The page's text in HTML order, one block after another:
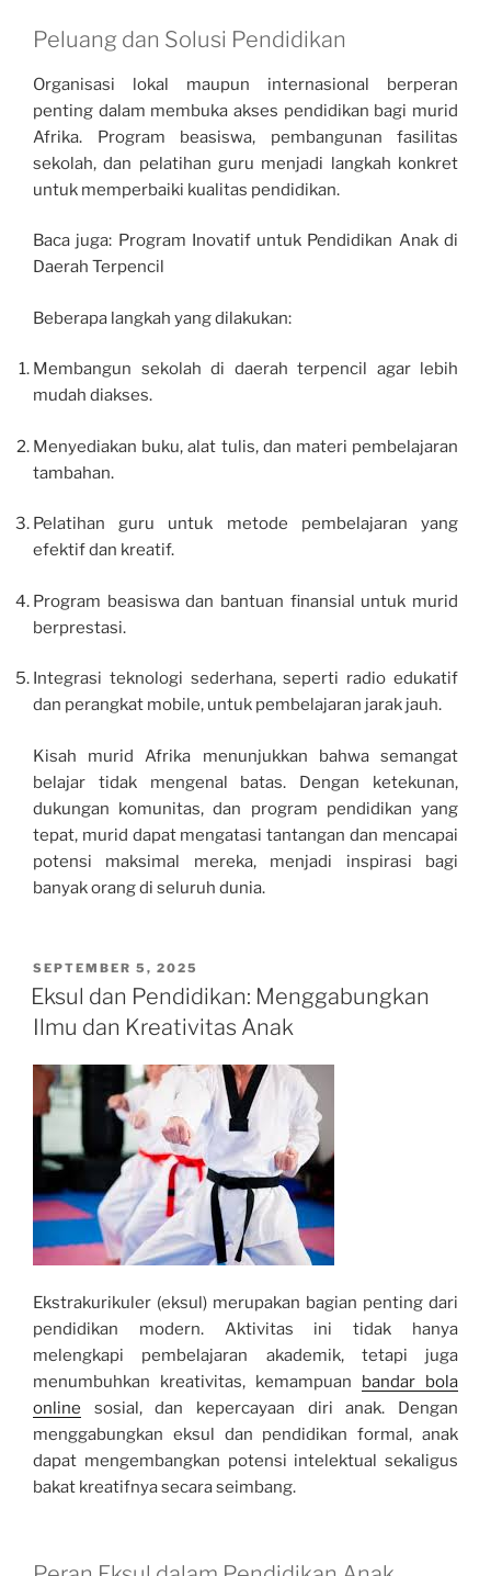
Peluang dan Solusi Pendidikan
Organisasi lokal maupun internasional berperan
penting dalam membuka akses pendidikan bagi murid
Afrika. Program beasiswa, pembangunan fasilitas
sekolah, dan pelatihan guru menjadi langkah konkret
untuk memperbaiki kualitas pendidikan.
Baca juga: Program Inovatif untuk Pendidikan Anak di
Daerah Terpencil
Beberapa langkah yang dilakukan:
Membangun sekolah di daerah terpencil agar lebih
mudah diakses.
Menyediakan buku, alat tulis, dan materi pembelajaran
tambahan.
Pelatihan guru untuk metode pembelajaran yang
efektif dan kreatif.
Program beasiswa dan bantuan finansial untuk murid
berprestasi.
Integrasi teknologi sederhana, seperti radio edukatif
dan perangkat mobile, untuk pembelajaran jarak jauh.
Kisah murid Afrika menunjukkan bahwa semangat
belajar tidak mengenal batas. Dengan ketekunan,
dukungan komunitas, dan program pendidikan yang
tepat, murid dapat mengatasi tantangan dan mencapai
potensi maksimal mereka, menjadi inspirasi bagi
banyak orang di seluruh dunia.
POSTED
ON
SEPTEMBER 5, 2025
Eksul dan Pendidikan: Menggabungkan
Ilmu dan Kreativitas Anak
Ekstrakurikuler (eksul) merupakan bagian penting dari
pendidikan modern. Aktivitas ini tidak hanya
melengkapi pembelajaran akademik, tetapi juga
menumbuhkan kreativitas, kemampuan bandar bola
online sosial, dan kepercayaan diri anak. Dengan
menggabungkan eksul dan pendidikan formal, anak
dapat mengembangkan potensi intelektual sekaligus
bakat kreatifnya secara seimbang.